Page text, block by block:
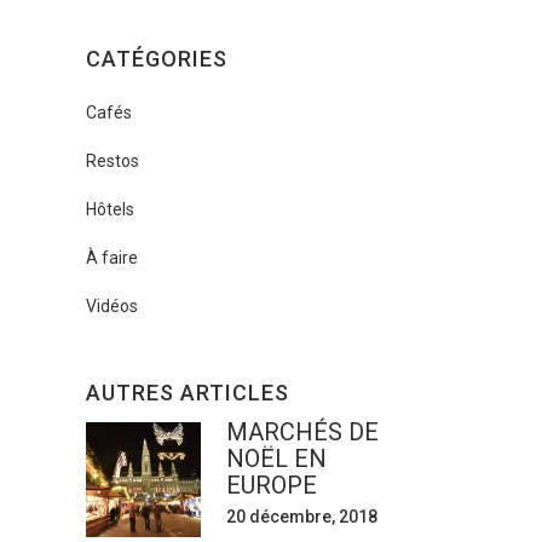
CATÉGORIES
Cafés
Restos
Hôtels
À faire
Vidéos
AUTRES ARTICLES
MARCHÉS DE
NOËL EN
EUROPE
20 décembre, 2018